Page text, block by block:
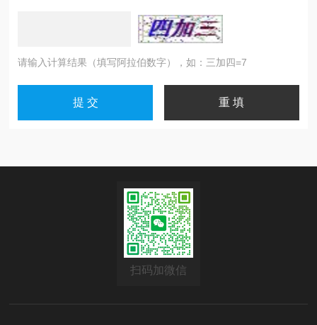
请输入计算结果（填写阿拉伯数字），如：三加四=7
扫码加微信